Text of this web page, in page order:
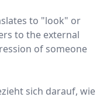
to "look" or
to the external
of someone
sich darauf, wie